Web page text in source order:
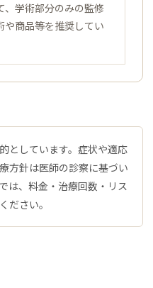
学術部分のみの監修
や商品等を推奨してい
としています。症状や適応
方針は医師の診察に基づい
は、料金・治療回数・リス
ださい。